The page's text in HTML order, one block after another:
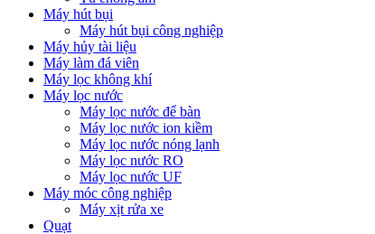
Máy hút bụi
Máy hút bụi công nghiệp
Máy hủy tài liệu
Máy làm đá viên
Máy lọc không khí
Máy lọc nước
Máy lọc nước để bàn
Máy lọc nước ion kiềm
Máy lọc nước nóng lạnh
Máy lọc nước RO
Máy lọc nước UF
Máy móc công nghiệp
Máy xịt rửa xe
Quạt